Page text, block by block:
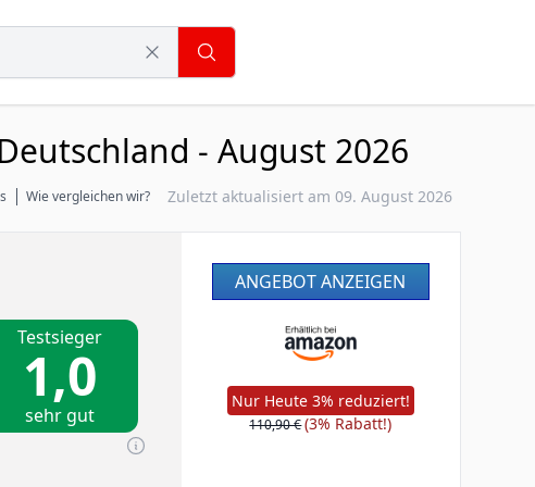
- August 2026
Wie vergleichen wir? Zuletzt aktualisiert am 09. August 2026
Testsieger
1,0
sehr gut
ANGEBOT ANZEIGEN
Nur Heute 3% reduziert!
110,90 €(3% Rabatt!)